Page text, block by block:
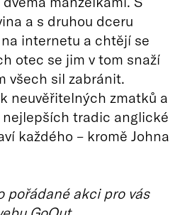
a s druhou dceru
internetu a chtějí se
otec se jim v tom snaží
všech sil zabránit.
neuvěřitelných zmatků a
tradic anglické
každého – kromě Johna
pořádané akci pro vás